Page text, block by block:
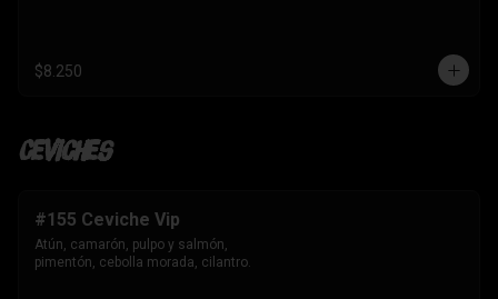
$8.250
Ceviches
#155 Ceviche Vip
Atún, camarón, pulpo y salmón,
pimentón, cebolla morada, cilantro.